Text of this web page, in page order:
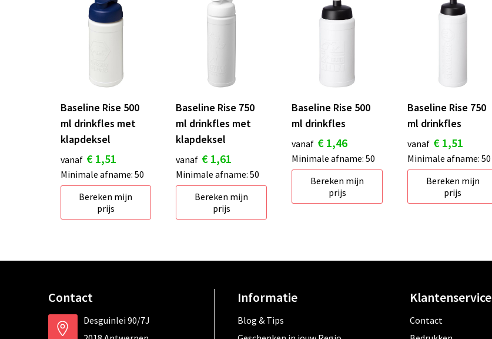
Baseline Rise 500
ml drinkfles met
klapdeksel
vanaf € 1,51
Minimale afname: 50
Bereken mijn
prijs
Baseline Rise 750
ml drinkfles met
klapdeksel
vanaf € 1,61
Minimale afname: 50
Bereken mijn
prijs
Baseline Rise 500
ml drinkfles
vanaf € 1,46
Minimale afname: 50
Bereken mijn
prijs
Baseline Rise 750
ml drinkfles
vanaf € 1,51
Minimale afname: 50
Bereken mijn
prijs
Contact
Desguinlei 90/7J
Informatie
Blog & Tips
Klantenservice
Contact